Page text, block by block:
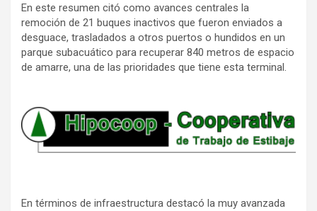
En este resumen citó como avances centrales la
remoción de 21 buques inactivos que fueron enviados a
desguace, trasladados a otros puertos o hundidos en un
parque subacuático para recuperar 840 metros de espacio
de amarre, una de las prioridades que tiene esta terminal.
En términos de infraestructura destacó la muy avanzada